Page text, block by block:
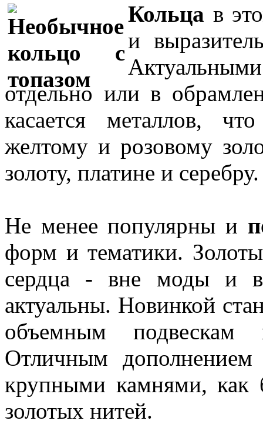
Кольца в
и
отдельно или в
касается металлов,
желтому и розовому
золоту, платине и серебру.
Не менее популярны и
форм и тематики.
сердца - вне моды и
актуальны. Новинкой
объемным подвескам
Отличным
крупными камнями, как
золотых нитей.